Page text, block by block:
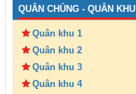
QUÂN CHỦNG - QUÂN KHU
Quân khu 1
Quân khu 2
Quân khu 3
Quân khu 4